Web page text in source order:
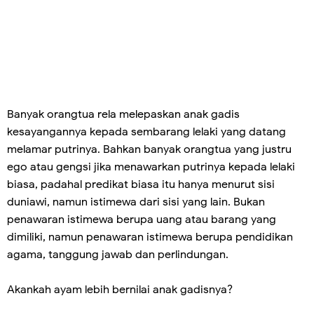
Banyak orangtua rela melepaskan anak gadis
kesayangannya kepada sembarang lelaki yang datang
melamar putrinya. Bahkan banyak orangtua yang justru
ego atau gengsi jika menawarkan putrinya kepada lelaki
biasa, padahal predikat biasa itu hanya menurut sisi
duniawi, namun istimewa dari sisi yang lain. Bukan
penawaran istimewa berupa uang atau barang yang
dimiliki, namun penawaran istimewa berupa pendidikan
agama, tanggung jawab dan perlindungan.
Akankah ayam lebih bernilai anak gadisnya?